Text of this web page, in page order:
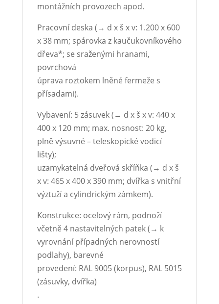
montážních provozech apod.
Pracovní deska (→ d x š x v: 1.200 x 600
x 38 mm; spárovka z kaučukovníkového
dřeva*; se sraženými hranami,
povrchová
úprava roztokem lněné fermeže s
přísadami).
Vybavení: 5 zásuvek (→ d x š x v: 440 x
400 x 120 mm; max. nosnost: 20 kg,
plně výsuvné – teleskopické vodicí
lišty);
uzamykatelná dveřová skříňka (→ d x š
x v: 465 x 400 x 390 mm; dvířka s vnitřní
výztuží a cylindrickým zámkem).
Konstrukce: ocelový rám, podnoží
včetně 4 nastavitelných patek (→ k
vyrovnání případných nerovností
podlahy), barevné
provedení: RAL 9005 (korpus), RAL 5015
(zásuvky, dvířka)
.